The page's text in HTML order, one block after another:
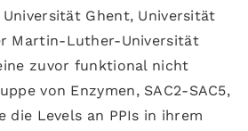
Ghent, Universität
Martin-Luther-Universität
zuvor funktional nicht
von Enzymen, SAC2-SAC5,
die Levels an PPIs in ihrem